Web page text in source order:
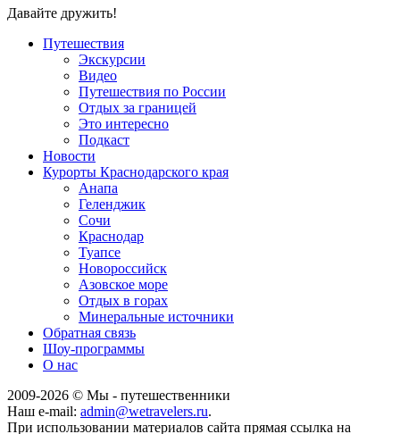
Давайте дружить!
Путешествия
Экскурсии
Видео
Путешествия по России
Отдых за границей
Это интересно
Подкаст
Новости
Курорты Краснодарского края
Анапа
Геленджик
Сочи
Краснодар
Туапсе
Новороссийск
Азовское море
Отдых в горах
Минеральные источники
Обратная связь
Шоу-программы
О нас
2009-2026 © Мы - путешественники
Наш e-mail: admin@wetravelers.ru.
При использовании материалов сайта прямая ссылка на